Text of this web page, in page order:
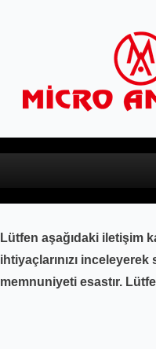
Lütfen aşağıdaki iletişim
ihtiyaçlarınızı
memnuniyeti esastır.